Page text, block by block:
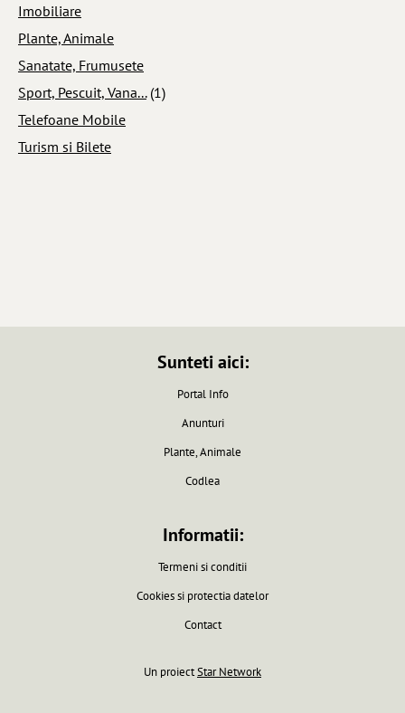
Imobiliare
Plante, Animale
Sanatate, Frumusete
Sport, Pescuit, Vana... (1)
Telefoane Mobile
Turism si Bilete
Sunteti aici:
Portal Info
Anunturi
Plante, Animale
Codlea
Informatii:
Termeni si conditii
Cookies si protectia datelor
Contact
Un proiectStar Network